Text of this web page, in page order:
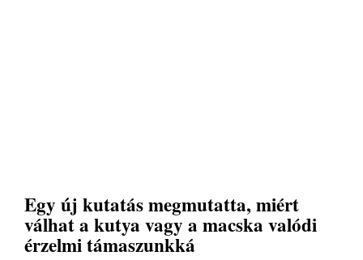
Egy új kutatás megmutatta, miért
válhat a kutya vagy a macska valódi
érzelmi támaszunkká